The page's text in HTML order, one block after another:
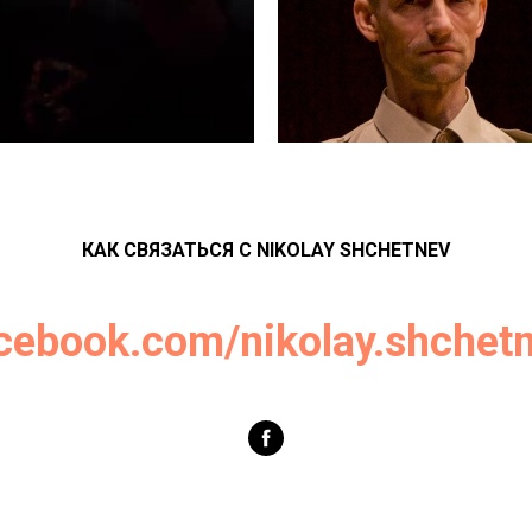
КАК СВЯЗАТЬСЯ С NIKOLAY SHCHETNEV